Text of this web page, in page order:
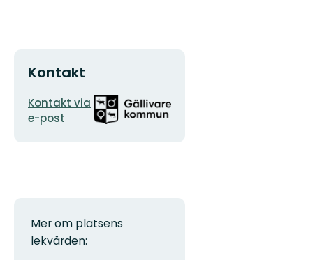
Kontakt
E-
postadress
Kontakt via
e-post
Organisationens
logotyp
Mer om platsens
lekvärden: